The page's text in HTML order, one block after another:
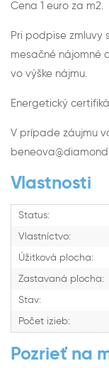
Cena 1 euro za m2.
Pri podpise zmluvy
mesačné nájomné
vo výške nájmu.
Energetický
V prípade záujmu
Vlastnosti
Status:
Vlastníctvo:
Úžitková plocha:
Zastavaná plocha:
Stav:
Počet izieb:
Pozrieť na